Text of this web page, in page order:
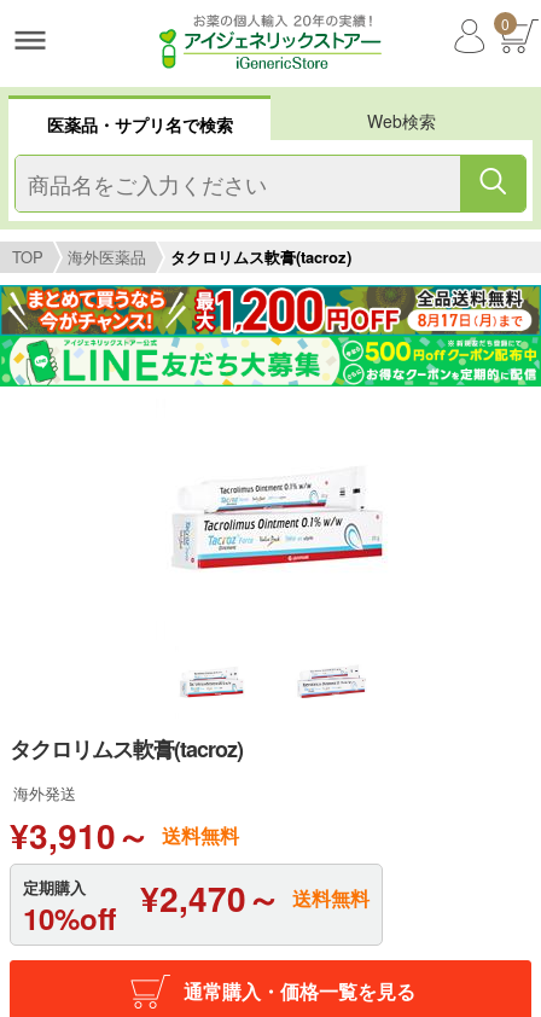
0
医薬品・サプリ名で検索 Web検索
TOP 海外医薬品 タクロリムス軟膏(tacroz)
タクロリムス軟膏(tacroz)
海外発送
¥3,910～ 送料無料
定期購入
10%off ¥2,470～ 送料無料
通常購入・価格一覧を見る